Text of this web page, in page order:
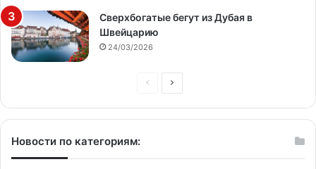
Сверхбогатые бегут из Дубая в
Швейцарию
24/03/2026
Предыдущая
Следующая
Новости по категориям: